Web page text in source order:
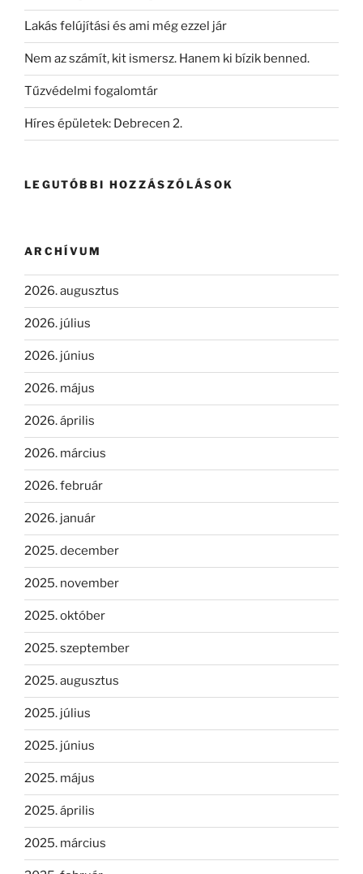
Lakás felújítási és ami még ezzel jár
Nem az számít, kit ismersz. Hanem ki bízik benned.
Tűzvédelmi fogalomtár
Híres épületek: Debrecen 2.
LEGUTÓBBI HOZZÁSZÓLÁSOK
ARCHÍVUM
2026. augusztus
2026. július
2026. június
2026. május
2026. április
2026. március
2026. február
2026. január
2025. december
2025. november
2025. október
2025. szeptember
2025. augusztus
2025. július
2025. június
2025. május
2025. április
2025. március